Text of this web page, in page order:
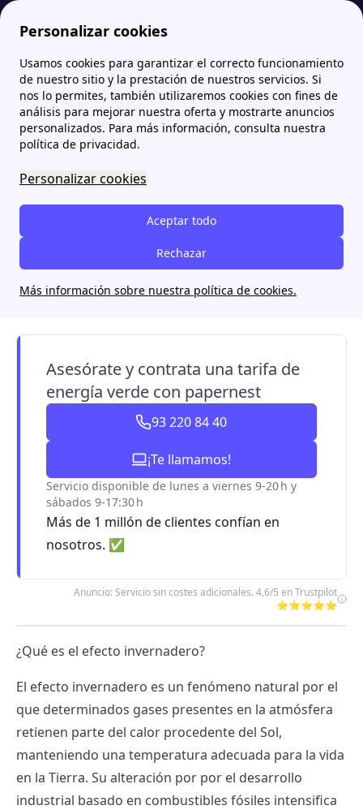
Personalizar cookies
Usamos cookies para garantizar el correcto funcionamiento
de nuestro sitio y la prestación de nuestros servicios. Si
nos lo permites, también utilizaremos cookies con fines de
análisis para mejorar nuestra oferta y mostrarte anuncios
personalizados. Para más información, consulta nuestra
política de privacidad.
Personalizar cookies
Aceptar todo
Rechazar
Más información sobre nuestra política de cookies.
Papernest.es ¿Cuáles son las energías renovables? Tipos y principales fuentes ¿Qué es el efecto invernadero? Causas y consecuencias
¿Qué es el efecto
invernadero? Causas y
consecuencias
Elefecto invernadero es un fenómeno
natural que retiene parte del calor del Sol en
la atmósfera terrestre. Te explicamos cómo
sus consecuencias para el clima.
Asesórate y contrata una tarifa de
energía verde con papernest
93 220 84 40
¡Te llamamos!
Servicio disponible de lunes a viernes 9-20 h y
sábados 9-17:30 h
Más de 1 millón de clientes confían en
nosotros. ✅
Anuncio: Servicio sin costes adicionales. 4,6/5 en Trustpilot
⭐⭐⭐⭐⭐
¿Qué es el efecto invernadero?
El efecto invernadero es un fenómeno natural por el
que determinados gases presentes en la atmósfera
retienen parte del calor procedente del Sol,
manteniendo una temperatura adecuada para la vida
en la Tierra. Su alteración por por el desarrollo
industrial basado en combustibles fósiles intensifica